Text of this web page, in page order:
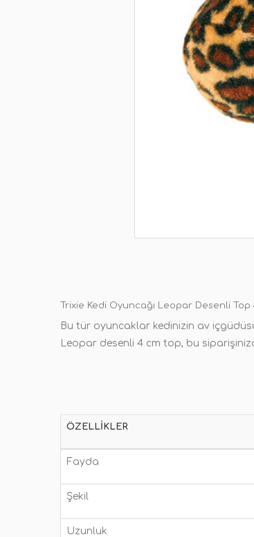
Trixie Kedi Oyuncağı Leopar Desenli
Bu tür oyuncaklar kedinizin av
Leopar desenli 4 cm top, bu
ÖZELLIKLER
Fayda
Şekil
Uzunluk